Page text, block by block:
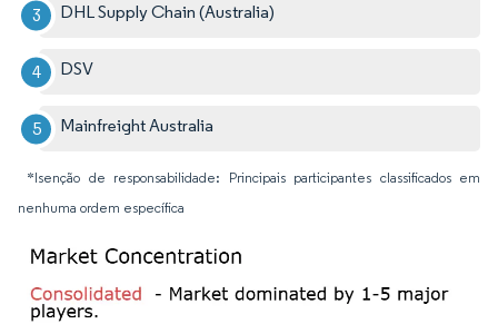
DHL Supply Chain (Australia)
DSV
Mainfreight Australia
*Isenção de responsabilidade: Principais participantes classificados em
nenhuma ordem específica